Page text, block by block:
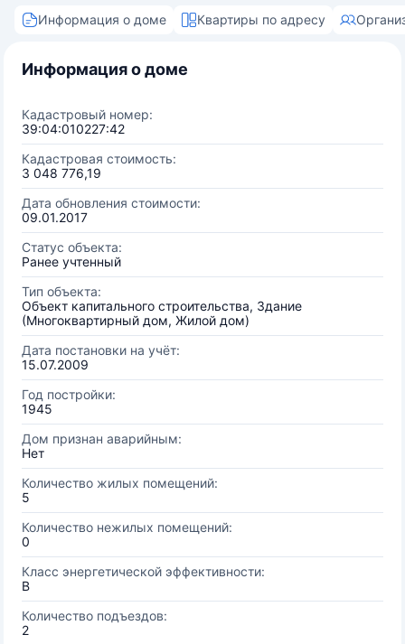
Информация о доме Квартиры по адресу
Информация о доме
Кадастровый номер:
39:04:010227:42
Кадастровая стоимость:
3 048 776,19
Дата обновления стоимости:
09.01.2017
Статус объекта:
Ранее учтенный
Тип объекта:
Объект капитального строительства, Здание
(Многоквартирный дом, Жилой дом)
Дата постановки на учёт:
15.07.2009
Год постройки:
1945
Дом признан аварийным:
Нет
Количество жилых помещений:
5
Количество нежилых помещений:
0
Класс энергетической эффективности:
B
Количество подъездов:
2